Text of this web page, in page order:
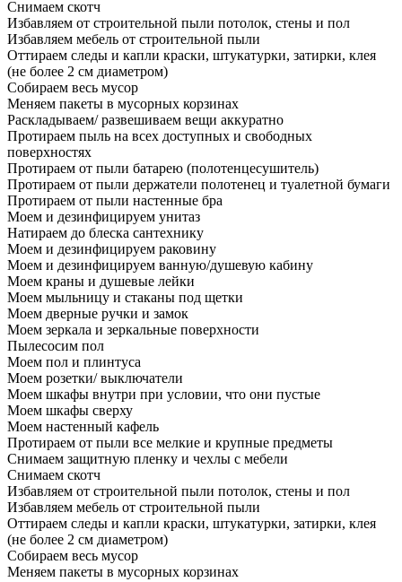
Снимаем скотч
Избавляем от строительной пыли потолок, стены и пол
Избавляем мебель от строительной пыли
Оттираем следы и капли краски, штукатурки, затирки, клея
(не более 2 см диаметром)
Собираем весь мусор
Меняем пакеты в мусорных корзинах
Раскладываем/ развешиваем вещи аккуратно
Протираем пыль на всех доступных и свободных
поверхностях
Протираем от пыли батарею (полотенцесушитель)
Протираем от пыли держатели полотенец и туалетной бумаги
Протираем от пыли настенные бра
Моем и дезинфицируем унитаз
Натираем до блеска сантехнику
Моем и дезинфицируем раковину
Моем и дезинфицируем ванную/душевую кабину
Моем краны и душевые лейки
Моем мыльницу и стаканы под щетки
Моем дверные ручки и замок
Моем зеркала и зеркальные поверхности
Пылесосим пол
Моем пол и плинтуса
Моем розетки/ выключатели
Моем шкафы внутри при условии, что они пустые
Моем шкафы сверху
Моем настенный кафель
Протираем от пыли все мелкие и крупные предметы
Снимаем защитную пленку и чехлы с мебели
Снимаем скотч
Избавляем от строительной пыли потолок, стены и пол
Избавляем мебель от строительной пыли
Оттираем следы и капли краски, штукатурки, затирки, клея
(не более 2 см диаметром)
Собираем весь мусор
Меняем пакеты в мусорных корзинах